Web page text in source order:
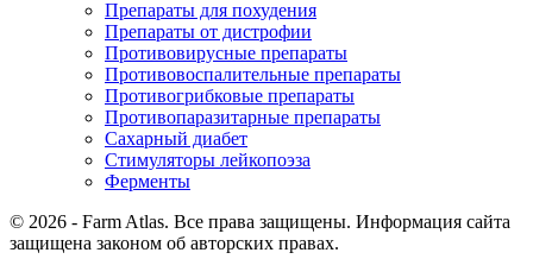
Препараты для похудения
Препараты от дистрофии
Противовирусные препараты
Противовоспалительные препараты
Противогрибковые препараты
Противопаразитарные препараты
Сахарный диабет
Стимуляторы лейкопоэза
Ферменты
© 2026 - Farm Atlas. Все права защищены. Информация сайта
защищена законом об авторских правах.